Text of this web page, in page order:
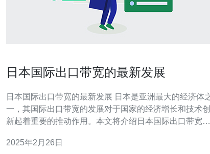
日本国际出口带宽的最新发展
日本国际出口带宽的最新发展 日本是亚洲最大的经济体之
一，其国际出口带宽的发展对于国家的经济增长和技术创
新起着重要的推动作用。本文将介绍日本国际出口带宽的
重要的角色。对于一个国家来说，拥有强大的国际出口带
2025年2月26日